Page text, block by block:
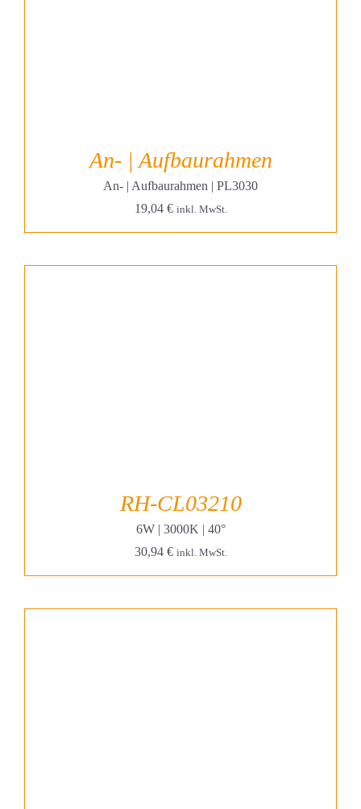
An- | Aufbaurahmen
An- | Aufbaurahmen | PL3030
19,04 € inkl. MwSt.
RH-CL03210
6W | 3000K | 40°
30,94 € inkl. MwSt.